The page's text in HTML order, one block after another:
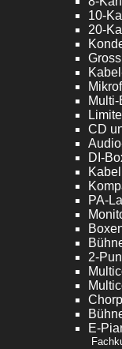
10-
20-
CD
DI-
PA-
2-
E-